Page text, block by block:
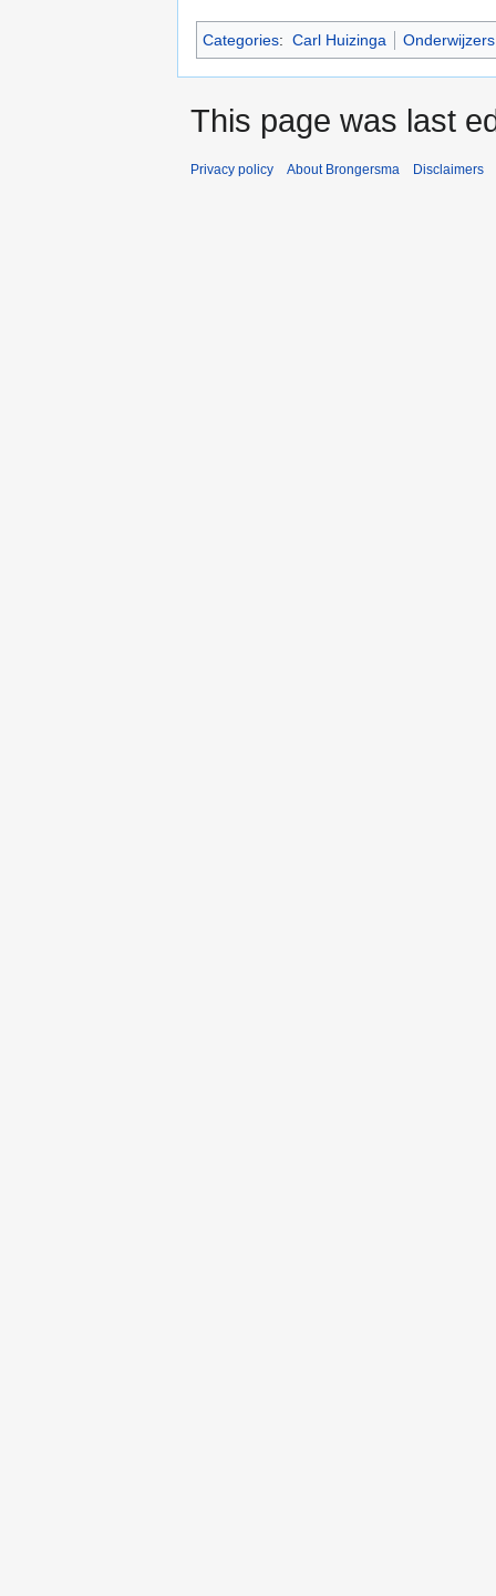
Categories: Carl Huizinga Onderwijzers
This page was last
Privacy policy About Brongersma Disclaimers